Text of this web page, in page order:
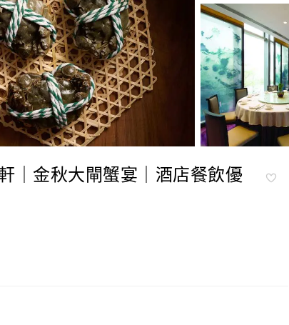
｜金秋大閘蟹宴｜酒店餐飲優